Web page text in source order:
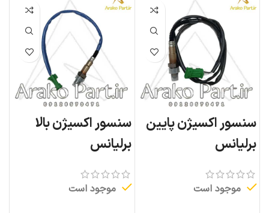
سنسور اکسیژن پایین
برلیانس
موجود است
سنسور اکسیژن بالا
برلیانس
موجود است